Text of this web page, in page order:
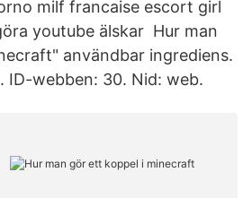
milf francaise escort girl
youtube älskar Hur man
användbar ingrediens.
ID-webben: 30. Nid: web.